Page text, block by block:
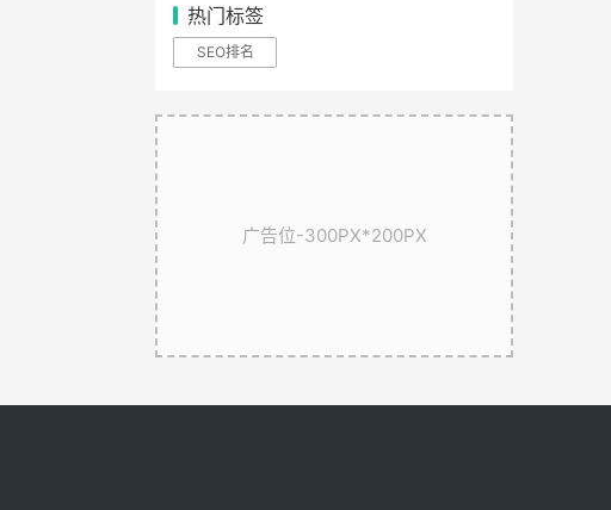
热门标签
SEO排名
广告位-300PX*200PX